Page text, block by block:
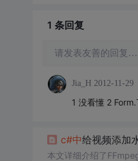
1 条回复
请发表友善的回复…
Jia_H 2012-11-29
1 没看懂 2
c#中给视频添加
本文详细介绍了